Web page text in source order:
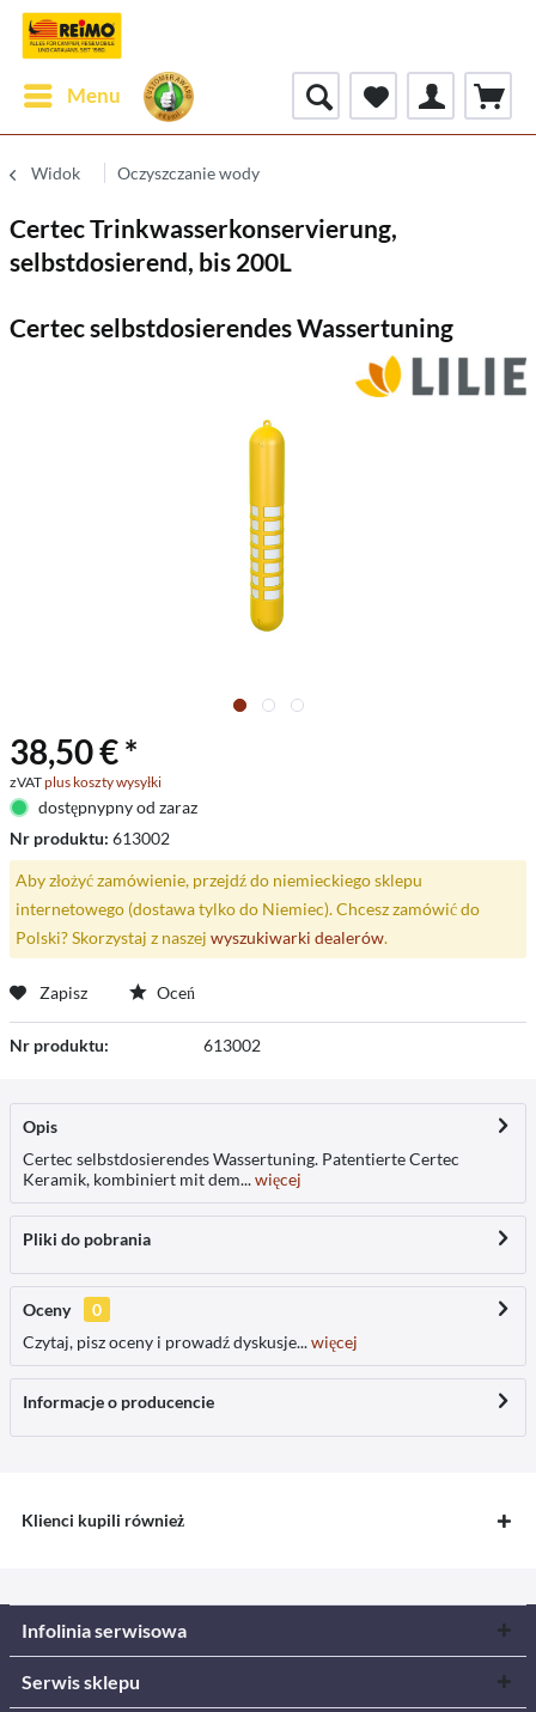
Menu
Widok Oczyszczanie wody
Certec Trinkwasserkonservierung,
selbstdosierend, bis 200L
Certec selbstdosierendes Wassertuning
38,50 € *
zVATplus koszty wysyłki
dostępnypny od zaraz
Nr produktu: 613002
Aby złożyć zamówienie, przejdź do niemieckiego sklepu
internetowego (dostawa tylko do Niemiec). Chcesz zamówić do
Polski? Skorzystaj z naszej wyszukiwarki dealerów.
Zapisz Oceń
Nr produktu: 613002
Opis
Certec selbstdosierendes Wassertuning. Patentierte Certec
Keramik, kombiniert mit dem...więcej
Pliki do pobrania
Oceny
0
Czytaj, pisz oceny i prowadź dyskusje...więcej
Informacje o producencie
Klienci kupili również
Infolinia serwisowa
Serwis sklepu